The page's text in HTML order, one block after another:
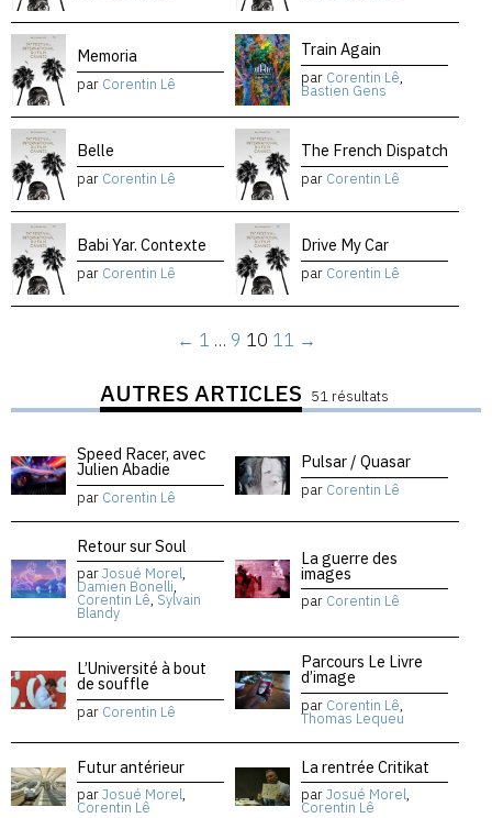
Memoria
par Corentin Lê
Train Again
par Corentin Lê,
Bastien Gens
Belle
par Corentin Lê
The French Dispatch
par Corentin Lê
Babi Yar. Contexte
par Corentin Lê
Drive My Car
par Corentin Lê
← 1 … 9 10 11 →
AUTRES ARTICLES 51 résultats
Speed Racer, avec
Julien Abadie
par Corentin Lê
Pulsar / Quasar
par Corentin Lê
Retour sur Soul
parJosué Morel,
Damien Bonelli,
Corentin Lê, Sylvain
Blandy
La guerre des
images
par Corentin Lê
L’Université à bout
de souffle
par Corentin Lê
Parcours Le Livre
d’image
par Corentin Lê,
Thomas Lequeu
Futur antérieur
parJosué Morel,
Corentin Lê
La rentrée Critikat
parJosué Morel,
Corentin Lê